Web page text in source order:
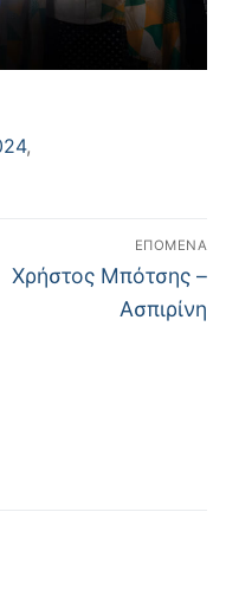
,
ΕΠΌΜΕΝΑ
Επόμενο
Χρήστος Μπότσης –
Ασπιρίνη